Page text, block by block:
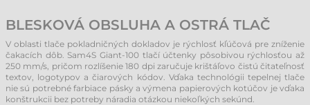
BLESKOVÁ OBSLUHA A OSTRÁ TLAČ
V oblasti tlače pokladničných dokladov je rýchlosť kľúčová pre zníženie
čakacích dôb. Sam4S Giant-100 tlačí účtenky pôsobivou rýchlosťou až
250 mm/s, pričom rozlíšenie 180 dpi zaručuje krištáľovo čistú čitateľnosť
textov, logotypov a čiarových kódov. Vďaka technológii tepelnej tlače
nie sú potrebné farbiace pásky a výmena papierových kotúčov je vďaka
konštrukcii bez potreby náradia otázkou niekoľkých sekúnd.